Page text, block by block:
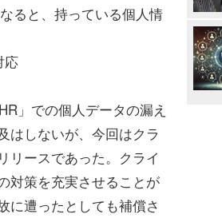
ると、持っている個人情
応
」での個人データの漏え
はしないが、今回はクラ
リースであった。クライ
対策を充実させることが
に遭ったとしても補償さ